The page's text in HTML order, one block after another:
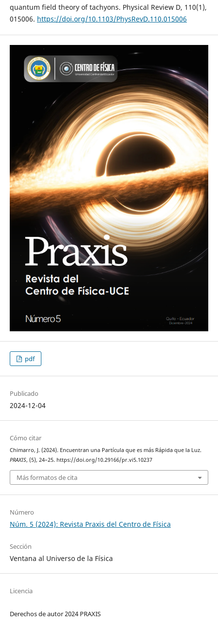
quantum field theory of tachyons. Physical Review D, 110(1),
015006. https://doi.org/10.1103/PhysRevD.110.015006
pdf
Publicado
2024-12-04
Cómo citar
Chimarro, J. (2024). Encuentran una Partícula que es más Rápida que la Luz.
PRAXIS, (5), 24–25. https://doi.org/10.29166/pr.vi5.10237
Más formatos de cita
Número
Núm. 5 (2024): Revista Praxis del Centro de Física
Sección
Ventana al Universo de la Física
Licencia
Derechos de autor 2024 PRAXIS